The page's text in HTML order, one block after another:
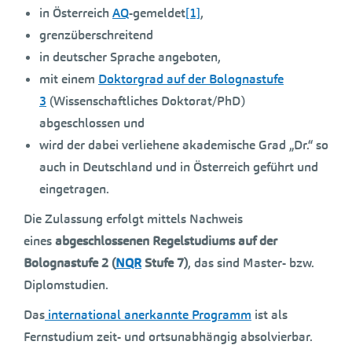
in Österreich AQ-gemeldet[1],
grenzüberschreitend
in deutscher Sprache angeboten,
mit einem Doktorgrad auf der Bolognastufe
3 (Wissenschaftliches Doktorat/PhD)
abgeschlossen und
wird der dabei verliehene akademische Grad „Dr.“ so
auch in Deutschland und in Österreich geführt und
eingetragen.
Die Zulassung erfolgt mittels Nachweis
einesabgeschlossenen Regelstudiums auf der
Bolognastufe 2 (NQRStufe 7), das sind Master- bzw.
Diplomstudien.
Das international anerkannte Programm ist als
Fernstudium zeit- und ortsunabhängig absolvierbar.